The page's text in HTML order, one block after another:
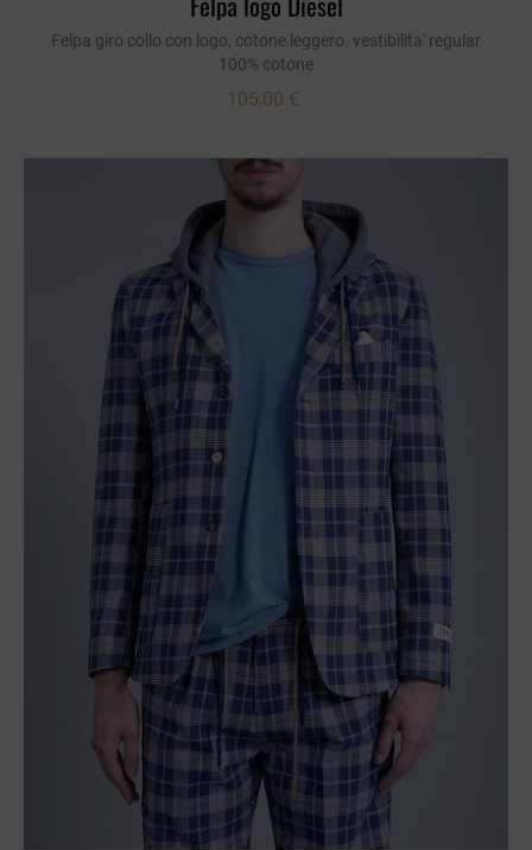
Felpa giro collo con logo, cotone leggero. vestibilita' regular
100% cotone
105,00 €